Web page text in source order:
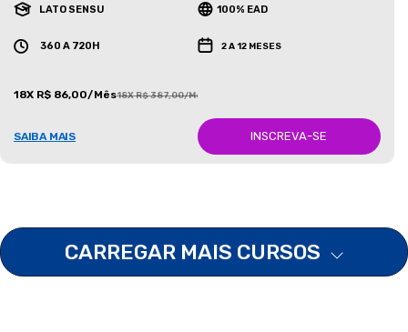
LATO SENSU 100% EAD
360 A 720H 2 A 12 MESES
18X R$ 86,00/Mês18X R$ 387,00/Mês
SAIBA MAIS INSCREVA-SE
CARREGAR MAIS CURSOS